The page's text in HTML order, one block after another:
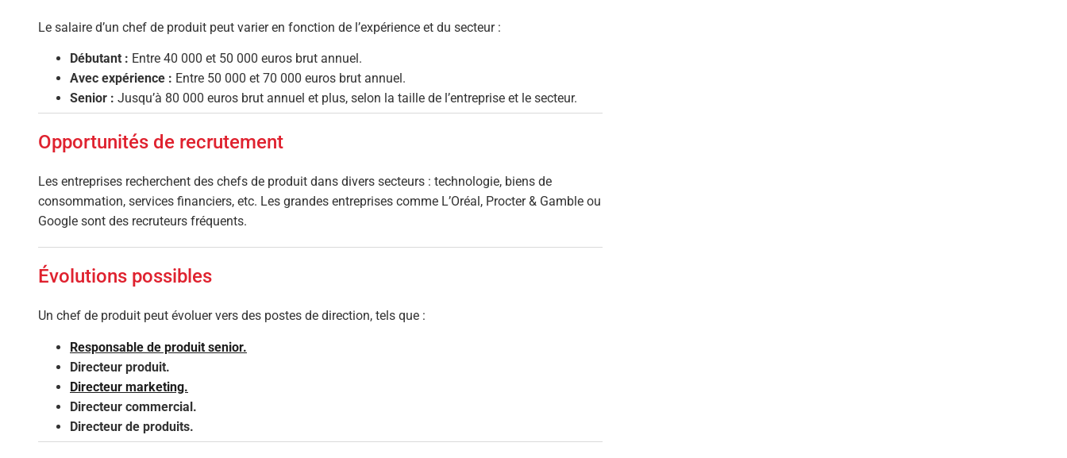
Le salaire d’un chef de produit peut varier en fonction de l’expérience et du secteur :
Débutant : Entre 40 000 et 50 000 euros brut annuel.
Avec expérience : Entre 50 000 et 70 000 euros brut annuel.
Senior : Jusqu’à 80 000 euros brut annuel et plus, selon la taille de l’entreprise et le secteur.
Opportunités de recrutement
Les entreprises recherchent des chefs de produit dans divers secteurs : technologie, biens de
consommation, services financiers, etc. Les grandes entreprises comme L’Oréal, Procter & Gamble ou
Google sont des recruteurs fréquents.
Évolutions possibles
Un chef de produit peut évoluer vers des postes de direction, tels que :
Responsable de produit senior.
Directeur produit.
Directeur marketing.
Directeur commercial.
Directeur de produits.